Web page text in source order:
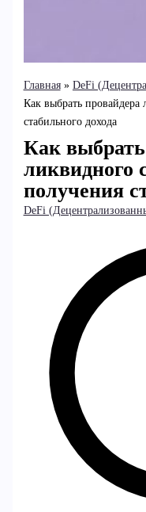
Главная
DeFi
Как выбрать провайдера
стабильного дохода
Как
ликвидного
получения
DeFi